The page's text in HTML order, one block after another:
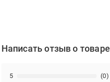
Написать отзыв о товаре
5 (0)